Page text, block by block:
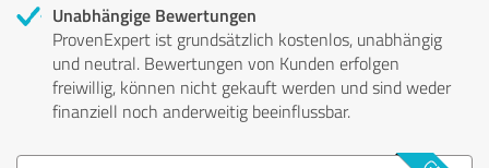
Unabhängige Bewertungen
ProvenExpert ist grundsätzlich kostenlos, unabhängig
und neutral. Bewertungen von Kunden erfolgen
freiwillig, können nicht gekauft werden und sind weder
finanziell noch anderweitig beeinflussbar.